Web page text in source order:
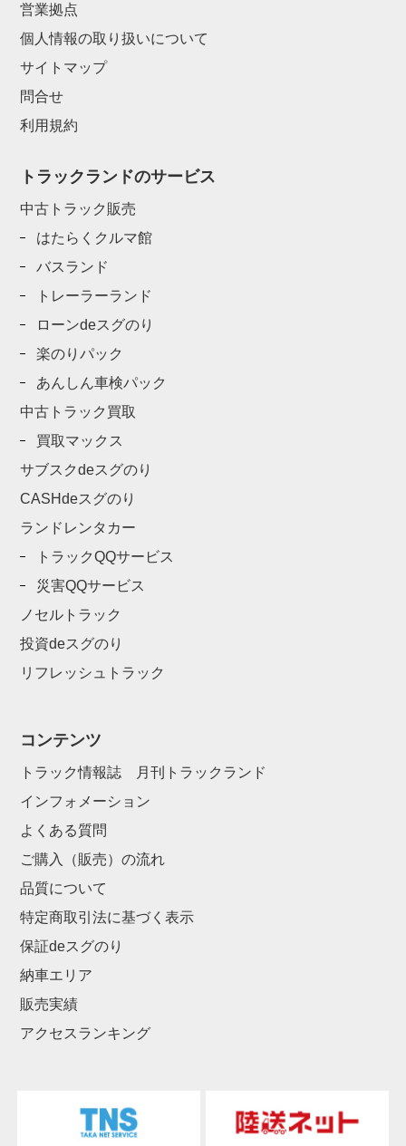
営業拠点
個人情報の取り扱いについて
サイトマップ
問合せ
利用規約
トラックランドのサービス
中古トラック販売
はたらくクルマ館
バスランド
トレーラーランド
ローンdeスグのり
楽のりパック
あんしん車検パック
中古トラック買取
買取マックス
サブスクdeスグのり
CASHdeスグのり
ランドレンタカー
トラックQQサービス
災害QQサービス
ノセルトラック
投資deスグのり
リフレッシュトラック
コンテンツ
トラック情報誌 月刊トラックランド
インフォメーション
よくある質問
ご購入（販売）の流れ
品質について
特定商取引法に基づく表示
保証deスグのり
納車エリア
販売実績
アクセスランキング